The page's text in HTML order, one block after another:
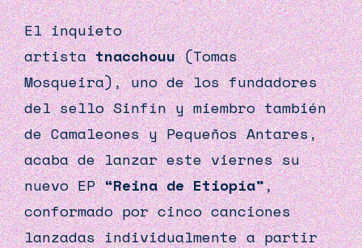
El inquieto
artistatnacchouu(Tomas
Mosqueira), uno de los fundadores
del selloSinfíny miembro también
de Camaleones y Pequeños Antares,
acaba de lanzar este viernes su
nuevo EP“Reina de Etiopía”,
conformado por cinco canciones
lanzadas individualmente a partir